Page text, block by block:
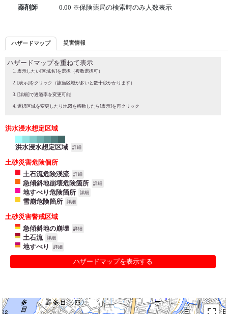
薬剤師 0.00 ※保険薬局の検索時のみ人数表示
ハザードマップ 災害情報
ハザードマップを重ねて表示
表示したい[区域名]を選択（複数選択可）
[表示]をクリック（該当区域が多いと数十秒かかります）
[詳細]で透過率を変更可能
選択区域を変更したり地図を移動したら[表示]を再クリック
洪水浸水想定区域
洪水浸水想定区域 詳細
土砂災害危険個所
土石流危険渓流
詳細
急傾斜地崩壊危険箇所 詳細
地すべり危険箇所 詳細
雪崩危険箇所 詳細
土砂災害警戒区域
急傾斜地の崩壊
詳細
土石流 詳細
地すべり 詳細
ハザードマップを表示する